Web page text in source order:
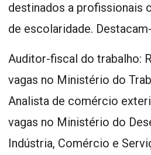
destinados a profissionais
de escolaridade.
Auditor-fiscal do trabalho:
vagas no Ministério do
Analista de comércio
vagas no Ministério do
Indústria, Comércio e